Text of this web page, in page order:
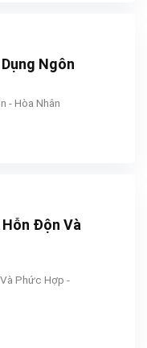
Ngôn
- Hòa Nhân
Hỗn Độn Và
Phức Hợp -